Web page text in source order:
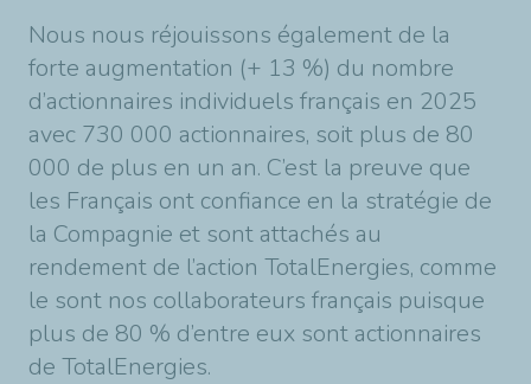
Nous nous réjouissons également de la
forte augmentation (+ 13 %) du nombre
d’actionnaires individuels français en 2025
avec 730 000 actionnaires, soit plus de 80
000 de plus en un an. C’est la preuve que
les Français ont confiance en la stratégie de
la Compagnie et sont attachés au
rendement de l’action TotalEnergies, comme
le sont nos collaborateurs français puisque
plus de 80 % d’entre eux sont actionnaires
de TotalEnergies.